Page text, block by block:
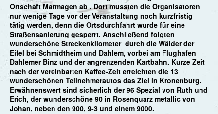
Ortschaft Marmagen ab . Dort mussten die Organisatoren
nur wenige Tage vor der Veranstaltung noch kurzfristig
tätig werden, denn die Ortsdurchfahrt wurde für eine
Straßensanierung gesperrt. Anschließend folgten
wunderschöne Streckenkilometer durch die Wälder der
Eifel bei Schmidtheim und Dahlem, vorbei am Flughafen
Dahlemer Binz und der angrenzenden Kartbahn. Kurze Zeit
nach der vereinbarten Kaffee-Zeit erreichten die 13
wunderschönen Teilnehmerautos das Ziel in Kronenburg.
Erwähnenswert sind sicherlich der 96 Spezial von Ruth und
Erich, der wunderschöne 90 in Rosenquarz metallic von
Johan, neben den 900, 9-3 und einem 9000.